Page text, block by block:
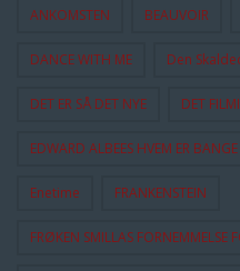
ANKOMSTEN BEAUVOIR
DANCE WITH ME Den
DET ER SÅ DET NYE DET
EDWARD ALBEES HVEM ER
Enetime FRANKENSTEIN
FRØKEN SMILLAS FORNEMMELSE